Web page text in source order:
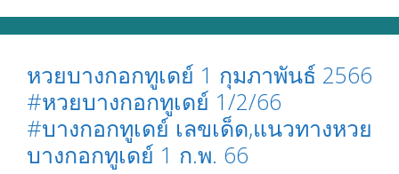
หวยบางกอกทูเดย์ 1 กุมภาพันธ์ 2566
#หวยบางกอกทูเดย์ 1/2/66
#บางกอกทูเดย์ เลขเด็ด,แนวทางหวย
บางกอกทูเดย์ 1 ก.พ. 66